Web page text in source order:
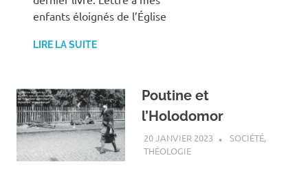
enfants éloignés de l’Église
LIRE LA SUITE
Poutine et
l’Holodomor
20 JANVIER 2023 ANTOINE NOUIS
SOCIÉTÉ,
THÉOLOGIE